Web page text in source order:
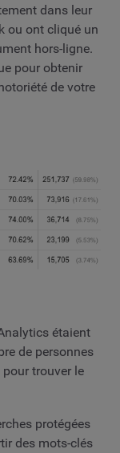
dans leur
ou ont cliqué un
hors-ligne.
pour obtenir
de votre
étaient
de personnes
trouver le
protégées
des mots-clés